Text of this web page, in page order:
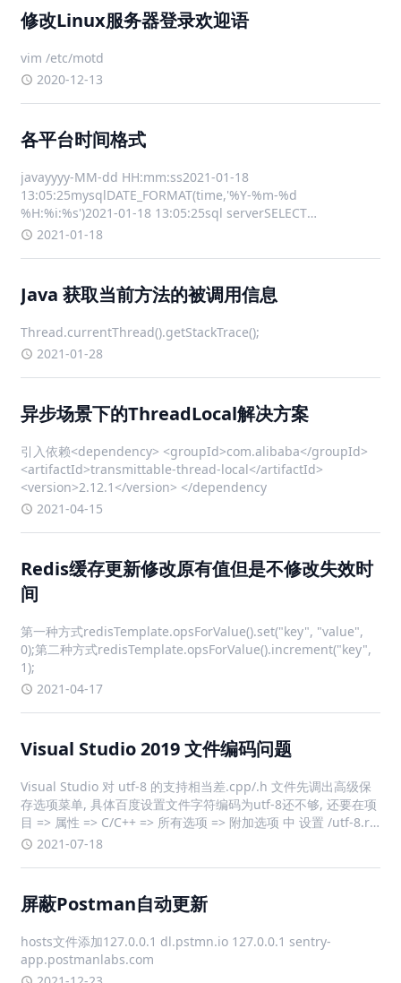
修改Linux服务器登录欢迎语
vim /etc/motd
2020-12-13
各平台时间格式
javayyyy-MM-dd HH:mm:ss2021-01-18
13:05:25mysqlDATE_FORMAT(time,'%Y-%m-%d
%H:%i:%s')2021-01-18 13:05:25sql serverSELECT
CONVERT(varchar(100), GETDATE(
2021-01-18
Java 获取当前方法的被调用信息
Thread.currentThread().getStackTrace();
2021-01-28
异步场景下的ThreadLocal解决方案
引入依赖<dependency> <groupId>com.alibaba</groupId>
<artifactId>transmittable-thread-local</artifactId>
<version>2.12.1</version> </dependency
2021-04-15
Redis缓存更新修改原有值但是不修改失效时
间
第一种方式redisTemplate.opsForValue().set("key", "value",
0);第二种方式redisTemplate.opsForValue().increment("key",
1);
2021-04-17
Visual Studio 2019 文件编码问题
Visual Studio 对 utf-8 的支持相当差.cpp/.h 文件先调出高级保
存选项菜单, 具体百度设置文件字符编码为utf-8还不够, 还要在项
目 => 属性 => C/C++ => 所有选项 => 附加选项 中 设置 /utf-8.rc
文件默认编码gbk, 加了特殊字符无法显示然后改
2021-07-18
屏蔽Postman自动更新
hosts文件添加127.0.0.1 dl.pstmn.io 127.0.0.1 sentry-
app.postmanlabs.com